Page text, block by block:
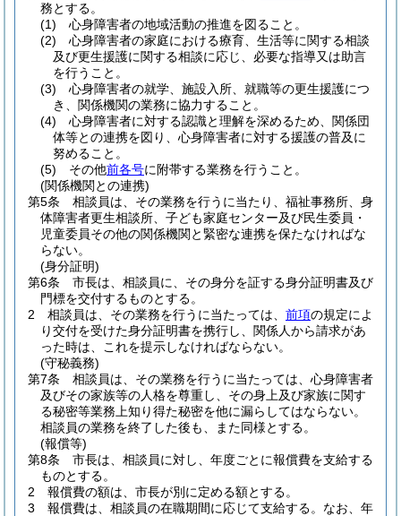
務とする。
(1)
心身障害者の地域活動の推進を図ること。
(2)
心身障害者の家庭における療育、生活等に関する相談
及び更生援護に関する相談に応じ、必要な指導又は助言
を行うこと。
(3)
心身障害者の就学、施設入所、就職等の更生援護につ
き、関係機関の業務に協力すること。
(4)
心身障害者に対する認識と理解を深めるため、関係団
体等との連携を図り、心身障害者に対する援護の普及に
努めること。
(5)
その他前各号に附帯する業務を行うこと。
(関係機関との連携)
第5条
相談員は、その業務を行うに当たり、福祉事務所、身
体障害者更生相談所、子ども家庭センター及び民生委員・
児童委員その他の関係機関と緊密な連携を保たなければな
らない。
(身分証明)
第6条
市長は、相談員に、その身分を証する身分証明書及び
門標を交付するものとする。
2
相談員は、その業務を行うに当たっては、 前項の規定によ
り交付を受けた身分証明書を携行し、関係人から請求があ
った時は、これを提示しなければならない。
(守秘義務)
第7条
相談員は、その業務を行うに当たっては、心身障害者
及びその家族等の人格を尊重し、その身上及び家族に関す
る秘密等業務上知り得た秘密を他に漏らしてはならない。
相談員の業務を終了した後も、また同様とする。
(報償等)
第8条
市長は、相談員に対し、年度ごとに報償費を支給する
ものとする。
2
報償費の額は、市長が別に定める額とする。
3
報償費は、相談員の在職期間に応じて支給する。 なお、年